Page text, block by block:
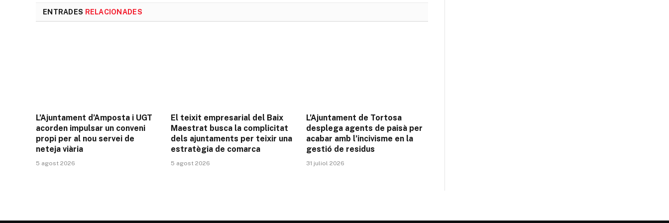
ENTRADES RELACIONADES
L’Ajuntament d’Amposta i UGT
acorden impulsar un conveni
propi per al nou servei de
neteja viària
5 agost 2026
El teixit empresarial del Baix
Maestrat busca la complicitat
dels ajuntaments per teixir una
estratègia de comarca
5 agost 2026
L’Ajuntament de Tortosa
desplega agents de paisà per
acabar amb l’incivisme en la
gestió de residus
31 juliol 2026